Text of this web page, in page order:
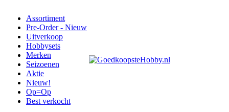
Assortiment
Pre-Order - Nieuw
Uitverkoop
Hobbysets
Merken
Seizoenen
Aktie
Nieuw!
Op=Op
Best verkocht